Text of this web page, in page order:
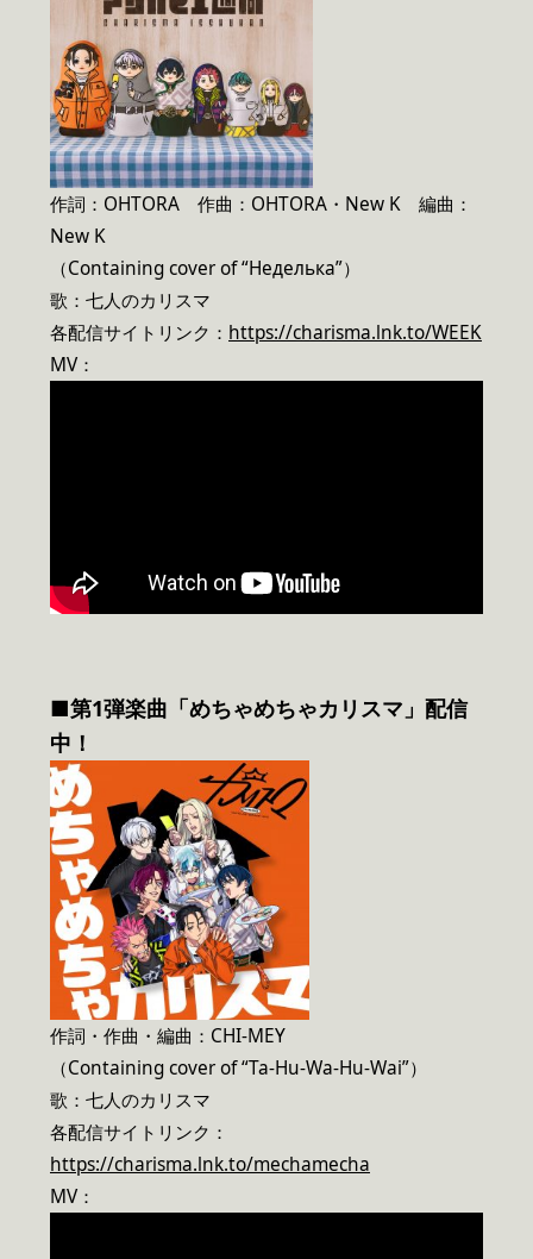
作詞：OHTORA 作曲：OHTORA・New K 編曲：
New K
（Containing cover of “Неделька”）
歌：七人のカリスマ
各配信サイトリンク： https://charisma.lnk.to/WEEK
MV：
■第1弾楽曲「めちゃめちゃカリスマ」配信
中！
作詞・作曲・編曲：CHI-MEY
（Containing cover of “Ta-Hu-Wa-Hu-Wai”）
歌：七人のカリスマ
各配信サイトリンク：
https://charisma.lnk.to/mechamecha
MV：